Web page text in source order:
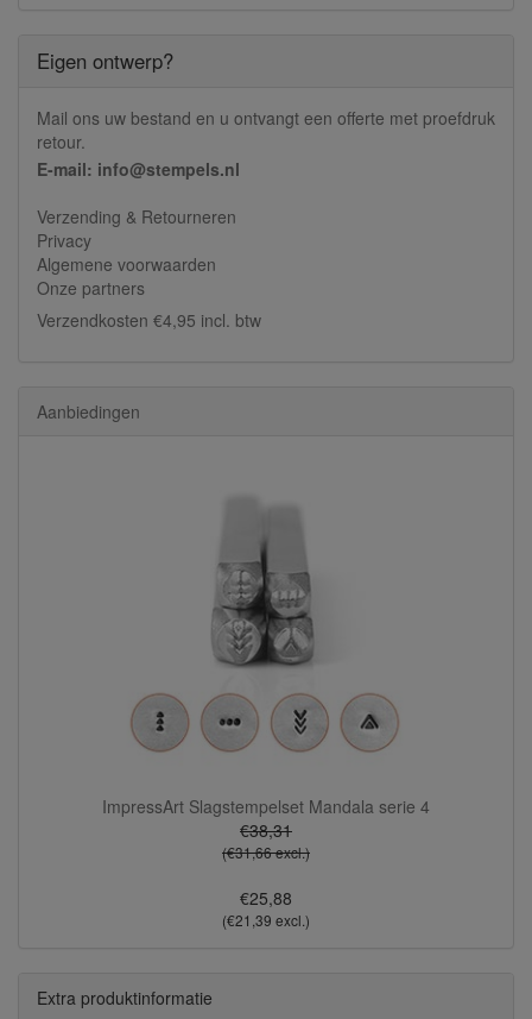
Eigen ontwerp?
Mail ons uw bestand en u ontvangt een offerte met proefdruk
retour.
E-mail: info@stempels.nl
Verzending & Retourneren
Privacy
Algemene voorwaarden
Onze partners
Verzendkosten €4,95 incl. btw
Aanbiedingen
ImpressArt Slagstempelset Mandala serie 4
€38,31
(€31,66 excl.)
€25,88
(€21,39 excl.)
Extra produktinformatie